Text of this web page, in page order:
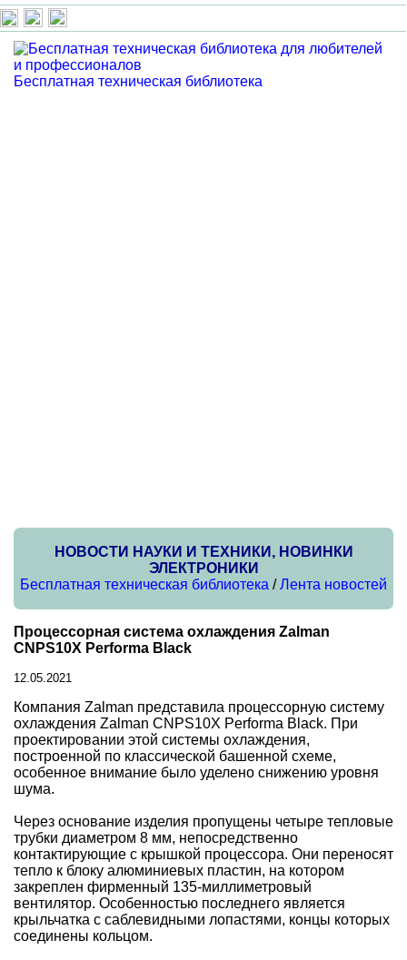
Бесплатная техническая библиотека
НОВОСТИ НАУКИ И ТЕХНИКИ, НОВИНКИ
ЭЛЕКТРОНИКИ
Бесплатная техническая библиотека /Лента новостей
Процессорная система охлаждения Zalman
CNPS10X Performa Black
12.05.2021
Компания Zalman представила процессорную систему
охлаждения Zalman CNPS10X Performa Black. При
проектировании этой системы охлаждения,
построенной по классической башенной схеме,
особенное внимание было уделено снижению уровня
шума.
Через основание изделия пропущены четыре тепловые
трубки диаметром 8 мм, непосредственно
контактирующие с крышкой процессора. Они переносят
тепло к блоку алюминиевых пластин, на котором
закреплен фирменный 135-миллиметровый
вентилятор. Особенностью последнего является
крыльчатка с саблевидными лопастями, концы которых
соединены кольцом.